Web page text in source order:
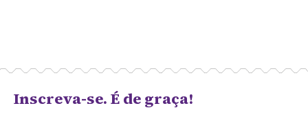
Inscreva-se. É de graça!